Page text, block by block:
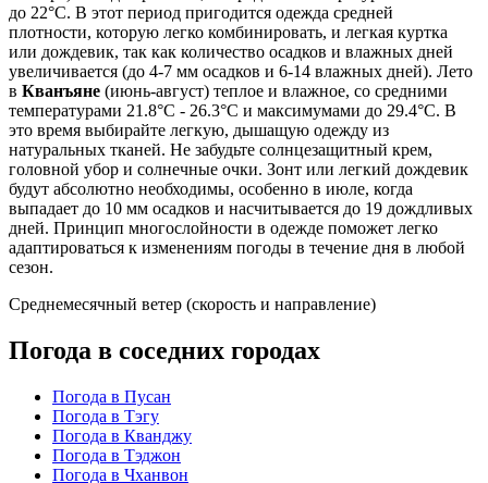
до 22°C. В этот период пригодится одежда средней
плотности, которую легко комбинировать, и легкая куртка
или дождевик, так как количество осадков и влажных дней
увеличивается (до 4-7 мм осадков и 6-14 влажных дней). Лето
в Кванъяне (июнь-август) теплое и влажное, со средними
температурами 21.8°C - 26.3°C и максимумами до 29.4°C. В
это время выбирайте легкую, дышащую одежду из
натуральных тканей. Не забудьте солнцезащитный крем,
головной убор и солнечные очки. Зонт или легкий дождевик
будут абсолютно необходимы, особенно в июле, когда
выпадает до 10 мм осадков и насчитывается до 19 дождливых
дней. Принцип многослойности в одежде поможет легко
адаптироваться к изменениям погоды в течение дня в любой
сезон.
Среднемесячный ветер (скорость и направление)
Погода в соседних городах
Погода в Пусан
Погода в Тэгу
Погода в Кванджу
Погода в Тэджон
Погода в Чханвон